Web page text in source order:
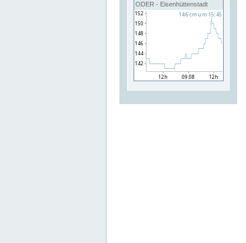
ODER - Eisenhüttenstadt